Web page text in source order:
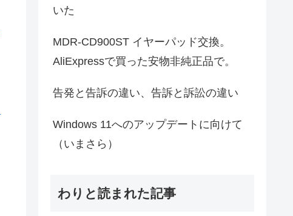
いた
MDR-CD900ST イヤーパッド交換。
AliExpressで買った安物非純正品で。
告発と告訴の違い、告訴と訴訟の違い
Windows 11へのアップデートに向けて
（いまさら）
わりと読まれた記事